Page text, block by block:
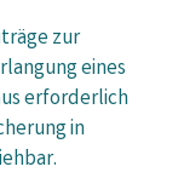
zur
eines
erforderlich
in